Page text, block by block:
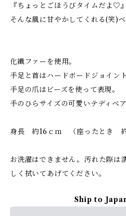
『ちょっとごほうびタイムだよ♡』
そんな風に甘やかしてくれる(笑)
化繊ファーを使用。
手足と首はハードボードジョイン
手足の爪はビーズを使って表現。
手のひらサイズの可愛いテディベア
身長 約16ｃｍ （座ったとき 約
お洗濯はできません。汚れた際は
しく拭いてあげてください。
Ship to